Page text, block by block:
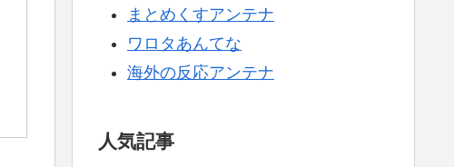
まとめくすアンテナ
ワロタあんてな
海外の反応アンテナ
人気記事